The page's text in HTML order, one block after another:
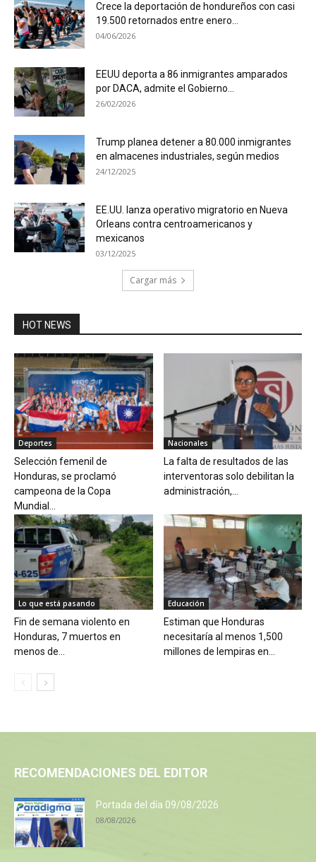
Crece la deportación de hondureños con casi
19.500 retornados entre enero...
04/06/2026
EEUU deporta a 86 inmigrantes amparados
por DACA, admite el Gobierno...
26/02/2026
Trump planea detener a 80.000 inmigrantes
en almacenes industriales, según medios
24/12/2025
EE.UU. lanza operativo migratorio en Nueva
Orleans contra centroamericanos y
mexicanos
03/12/2025
Cargar más
HOT NEWS
Deportes
Selección femenil de
Honduras, se proclamó
campeona de la Copa
Mundial...
Nacionales
La falta de resultados de las
interventoras solo debilitan la
administración,...
Lo que está pasando
Fin de semana violento en
Honduras, 7 muertos en
menos de...
Educación
Estiman que Honduras
necesitaría al menos 1,500
millones de lempiras en...
RECOMENDACIONES DEL EDITOR
Portada del día 09/08/2026
08/08/2026